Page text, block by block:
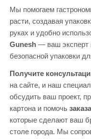
Мы помогаем
расти, создавая
руках и удобно
Gunesh — ваш эксперт
безопасной упаковки
Получите
на сайте, и наш
обсудить ваш проект,
картона и помочь
которые сделают ваш
столе города. Мы